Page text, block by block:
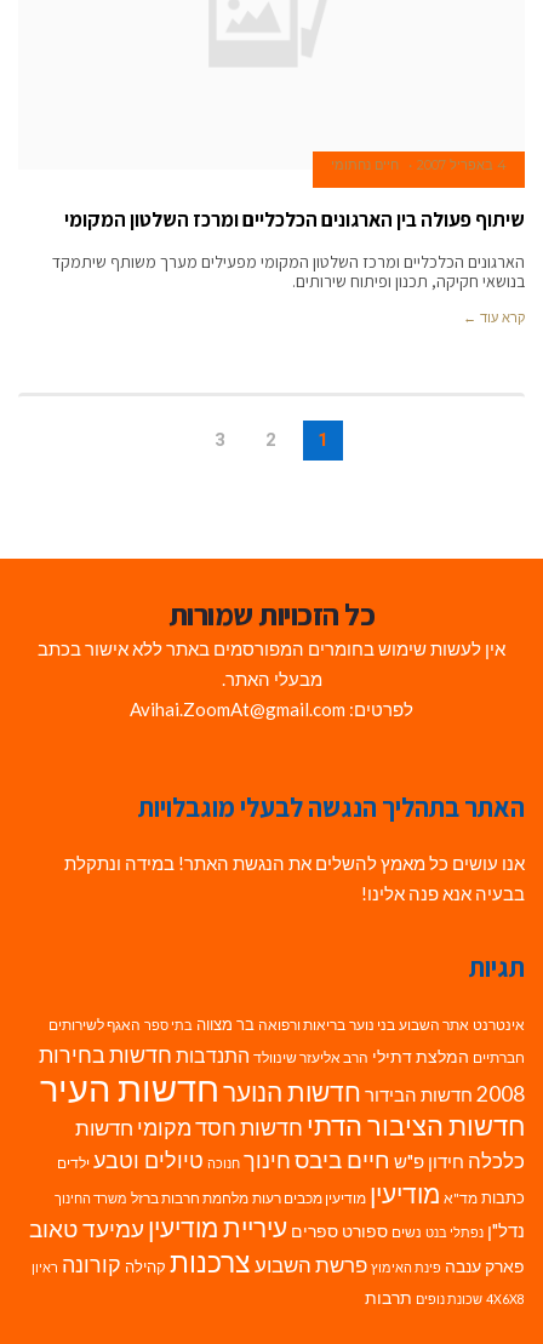
4 באפריל 2007 חיים נחתומי
שיתוף פעולה בין הארגונים הכלכליים ומרכז השלטון המקומי
הארגונים הכלכליים ומרכז השלטון המקומי מפעילים מערך משותף שיתמקד
בנושאי חקיקה, תכנון ופיתוח שירותים.
קרא עוד ←
1
2
3
כל הזכויות שמורות
אין לעשות שימוש בחומרים המפורסמים באתר ללא אישור בכתב
מבעלי האתר.
לפרטים: Avihai.ZoomAt@gmail.com
האתר בתהליך הנגשה לבעלי מוגבלויות
אנו עושים כל מאמץ להשלים את הנגשת האתר! במידה ונתקלת
בבעיה אנא פנה אלינו!
תגיות
אינטרנט אתר השבוע בני נוער בריאות ורפואה בר מצווה בתי ספר האגף לשירותים
חברתיים המלצת דתילי הרב אליעזר שינוולד התנדבות חדשות בחירות
2008 חדשות הבידור חדשות הנוערחדשות העיר
חדשות הציבור הדתי חדשות חסד מקומי חדשות
כלכלה חידון פ"ש חיים ביבסחינוך חנוכה טיולים וטבע ילדים
כתבות מד"א מודיעין מודיעין מכבים רעות מלחמת חרבות ברזל משרד החינוך
נדל"ן נפתלי בנט נשים ספורט ספרים עיריית מודיעין עמיעד טאוב
פארק ענבה פינת האימוץ פרשת השבועצרכנות קהילה קורונה ראיון
4X6X8 שכונת נופים תרבות